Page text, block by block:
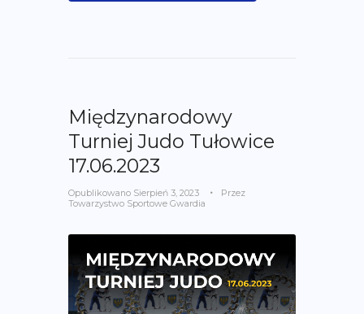
Międzynarodowy
Turniej Judo Tułowice
17.06.2023
Opublikowano Sierpień 3, 2023
Przez
Towarzystwo Sportowe Gwardia